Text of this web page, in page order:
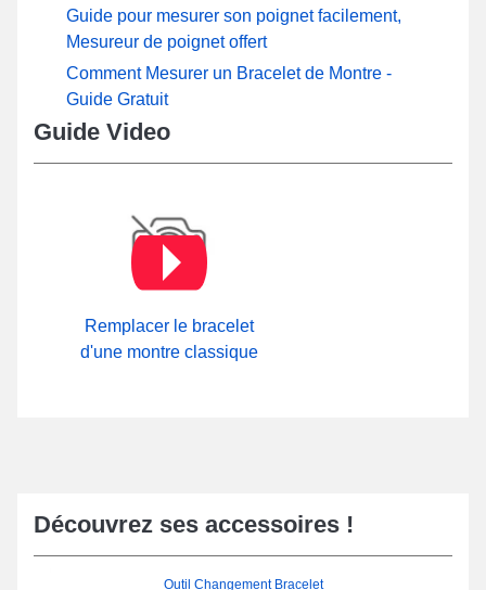
Guide pour mesurer son poignet facilement,
Mesureur de poignet offert
Comment Mesurer un Bracelet de Montre -
Guide Gratuit
Guide Video
Remplacer le bracelet
d'une montre classique
Découvrez ses accessoires !
Outil Changement Bracelet